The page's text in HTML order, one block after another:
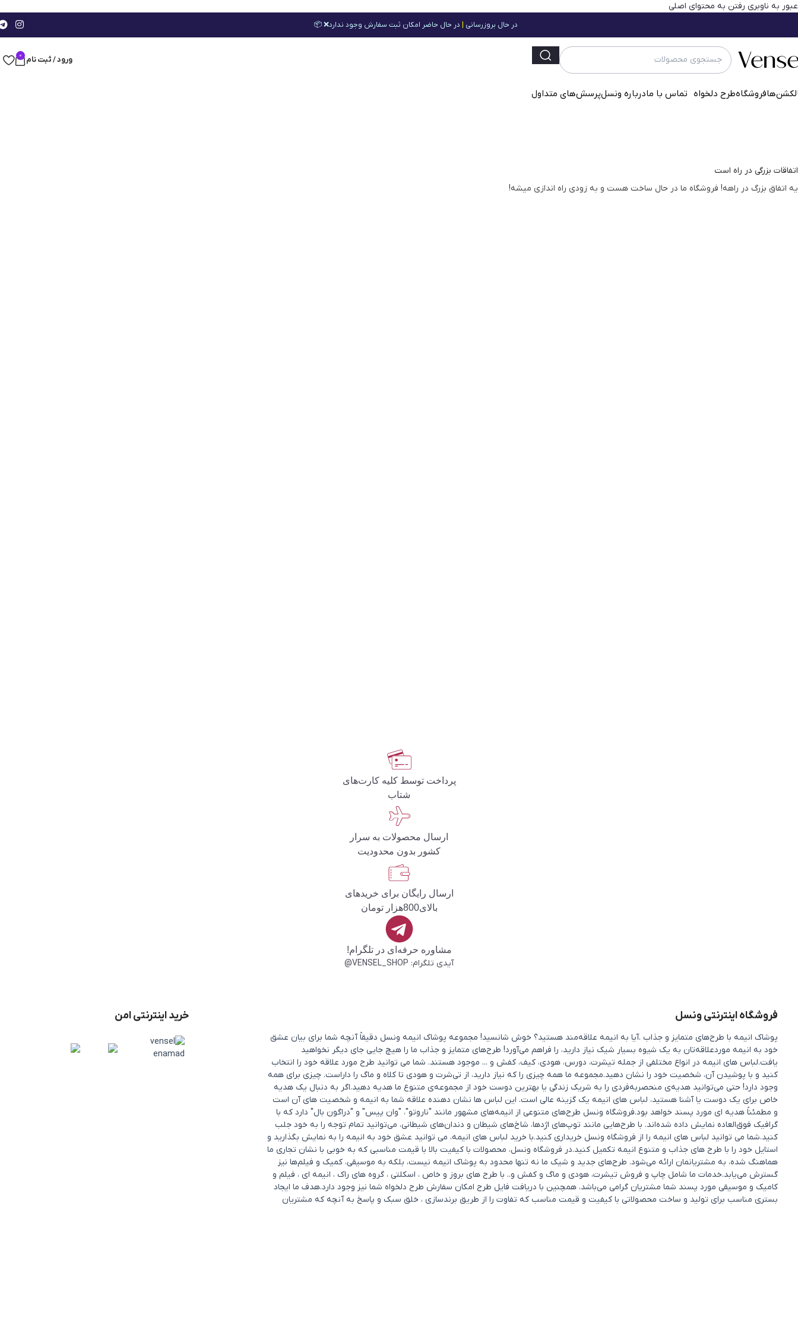
عبور به ناوبری رفتن به محتوای اصلی
در حال بروزرسانی در حال حاضر امکان ثبت سفارش وجود ندارد❌ 📦
ورود / ثبت نام 0
فروشگاهطرح دلخواه تماس با مادرباره ونسلپرسش‌‌های متداول
اتفاقات بزرگی در راه است
یه اتفاق بزرگ در راهه! فروشگاه ما در حال ساخت هست و به زودی راه اندازی میشه!
پرداخت توسط کلیه کارت‌های
شتاب
ارسال محصولات به سرار
کشور بدون محدودیت
ارسال رایگان برای خریدهای
بالای800هزار تومان
مشاوره حرفه‌ای در تلگرام!
آیدی تلگرام: VENSEL_SHOP@
فروشگاه اینترنتی ونسل
پوشاک انیمه با طرح‌های متمایز و جذاب .آیا به انیمه علاقه‌مند هستید؟ خوش شانسید! مجموعه پوشاک انیمه ونسل دقیقاً آنچه شما برای بیان عشق
خود به انیمه موردعلاقه‌تان به یک شیوه بسیار شیک نیاز دارید، را فراهم می‌آورد! طرح‌های متمایز و جذاب ما را هیچ جایی جای دیگر نخواهید
یافت.لباس های انیمه در انواع مختلفی از جمله تیشرت، دورس، هودی، کیف، کفش و ... موجود هستند. شما می توانید طرح مورد علاقه خود را انتخاب
کنید و با پوشیدن آن، شخصیت خود را نشان دهید.مجموعه ما همه چیزی را که نیاز دارید، از تی‌شرت و هودی تا کلاه و ماگ را داراست. چیزی برای همه
وجود دارد! حتی می‌توانید هدیه‌ی منحصربه‌فردی را به شریک زندگی یا بهترین دوست خود از مجموعه‌ی متنوع ما هدیه دهید.اگر به دنبال یک هدیه
خاص برای یک دوست یا آشنا هستید، لباس های انیمه یک گزینه عالی است. این لباس ها نشان دهنده علاقه شما به انیمه و شخصیت های آن است
و مطمئناً هدیه ای مورد پسند خواهد بود.فروشگاه ونسل طرح‌های متنوعی از انیمه‌های مشهور مانند "ناروتو"، "وان پیس" و "دراگون بال" دارد که با
گرافیک فوق‌العاده نمایش داده شده‌اند. با طرح‌هایی مانند توپ‌های اژدها، شاخ‌های شیطان و دندان‌های شیطانی، می‌توانید تمام توجه را به خود جلب
کنید.شما می توانید لباس های انیمه را از فروشگاه ونسل خریداری کنید.با خرید لباس های انیمه، می توانید عشق خود به انیمه را به نمایش بگذارید و
استایل خود را با طرح های جذاب و متنوع انیمه تکمیل کنید.در فروشگاه ونسل، محصولات با کیفیت بالا با قیمت مناسبی که به خوبی با نشان تجاری ما
هماهنگ شده، به مشتریانمان ارائه می‌شود. طرح‌های جدید و شیک ما نه تنها محدود به پوشاک انیمه نیست، بلکه به موسیقی، کمیک و فیلم‌ها نیز
گسترش می‌یابد.خدمات ما شامل چاپ و فروش تیشرت، هودی و ماگ و کفش و.. با طرح های بروز و خاص ، اسکلتی ، گروه های راک ، انیمه ای ، فیلم و
کامیک و موسیقی مورد پسند شما مشتریان گرامی می‌باشد، همچنین با دریافت فایل طرح امکان سفارش طرح دلخواه شما نیز وجود دارد.هدف ما ایجاد
بستری مناسب برای تولید و ساخت محصولاتی با کیفیت و قیمت مناسب که تفاوت را از طریق برندسازی ، خلق سبک و پاسخ به آنچه که مشتریان
خرید اینترنتی امن